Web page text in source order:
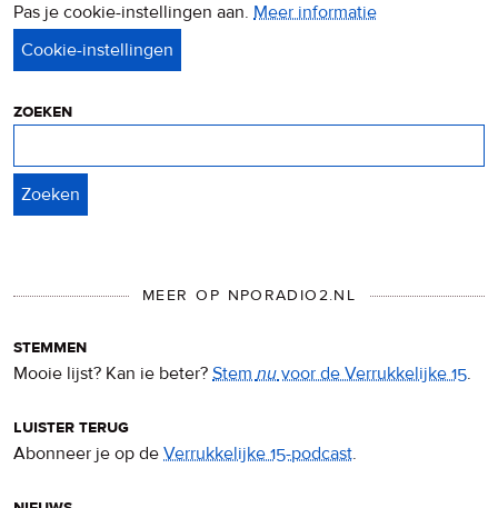
Pas je cookie-instellingen aan. Meer informatie
zoeken
MEER OP NPORADIO2.NL
stemmen
Mooie lijst? Kan ie beter? Stemnuvoor de Verrukkelijke 15.
luister terug
Abonneer je op de Verrukkelijke 15-podcast.